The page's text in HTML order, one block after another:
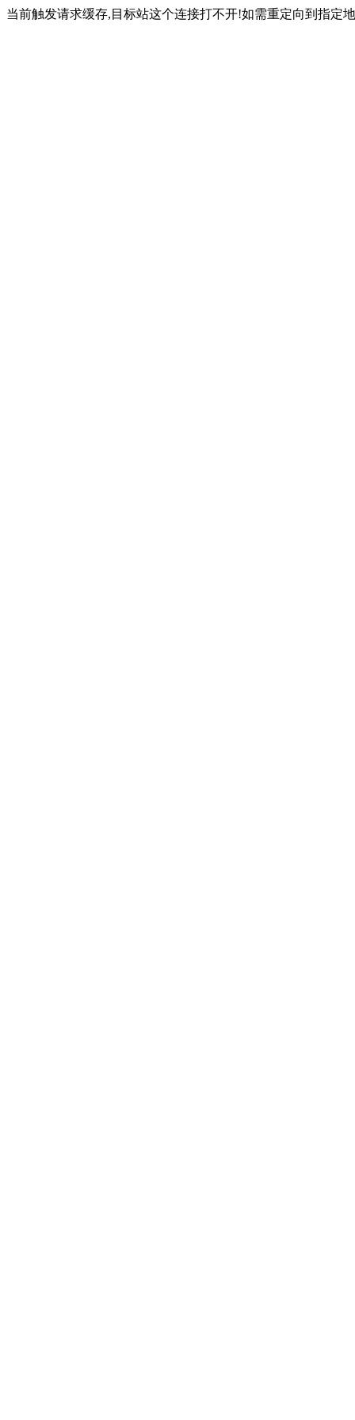
当前触发请求缓存,目标站这个连接打不开!如需重定向到指定